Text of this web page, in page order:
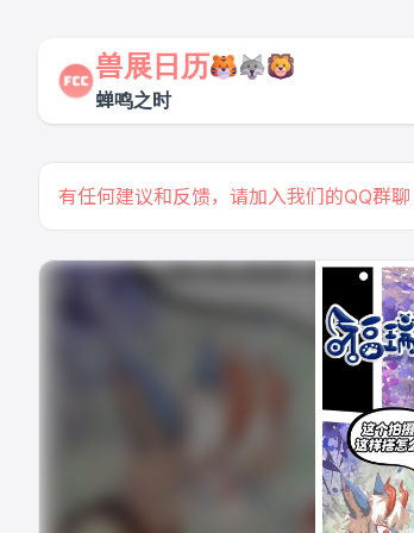
兽展日历
蝉鸣之时
有任何建议和反馈，请加入我们的QQ群聊